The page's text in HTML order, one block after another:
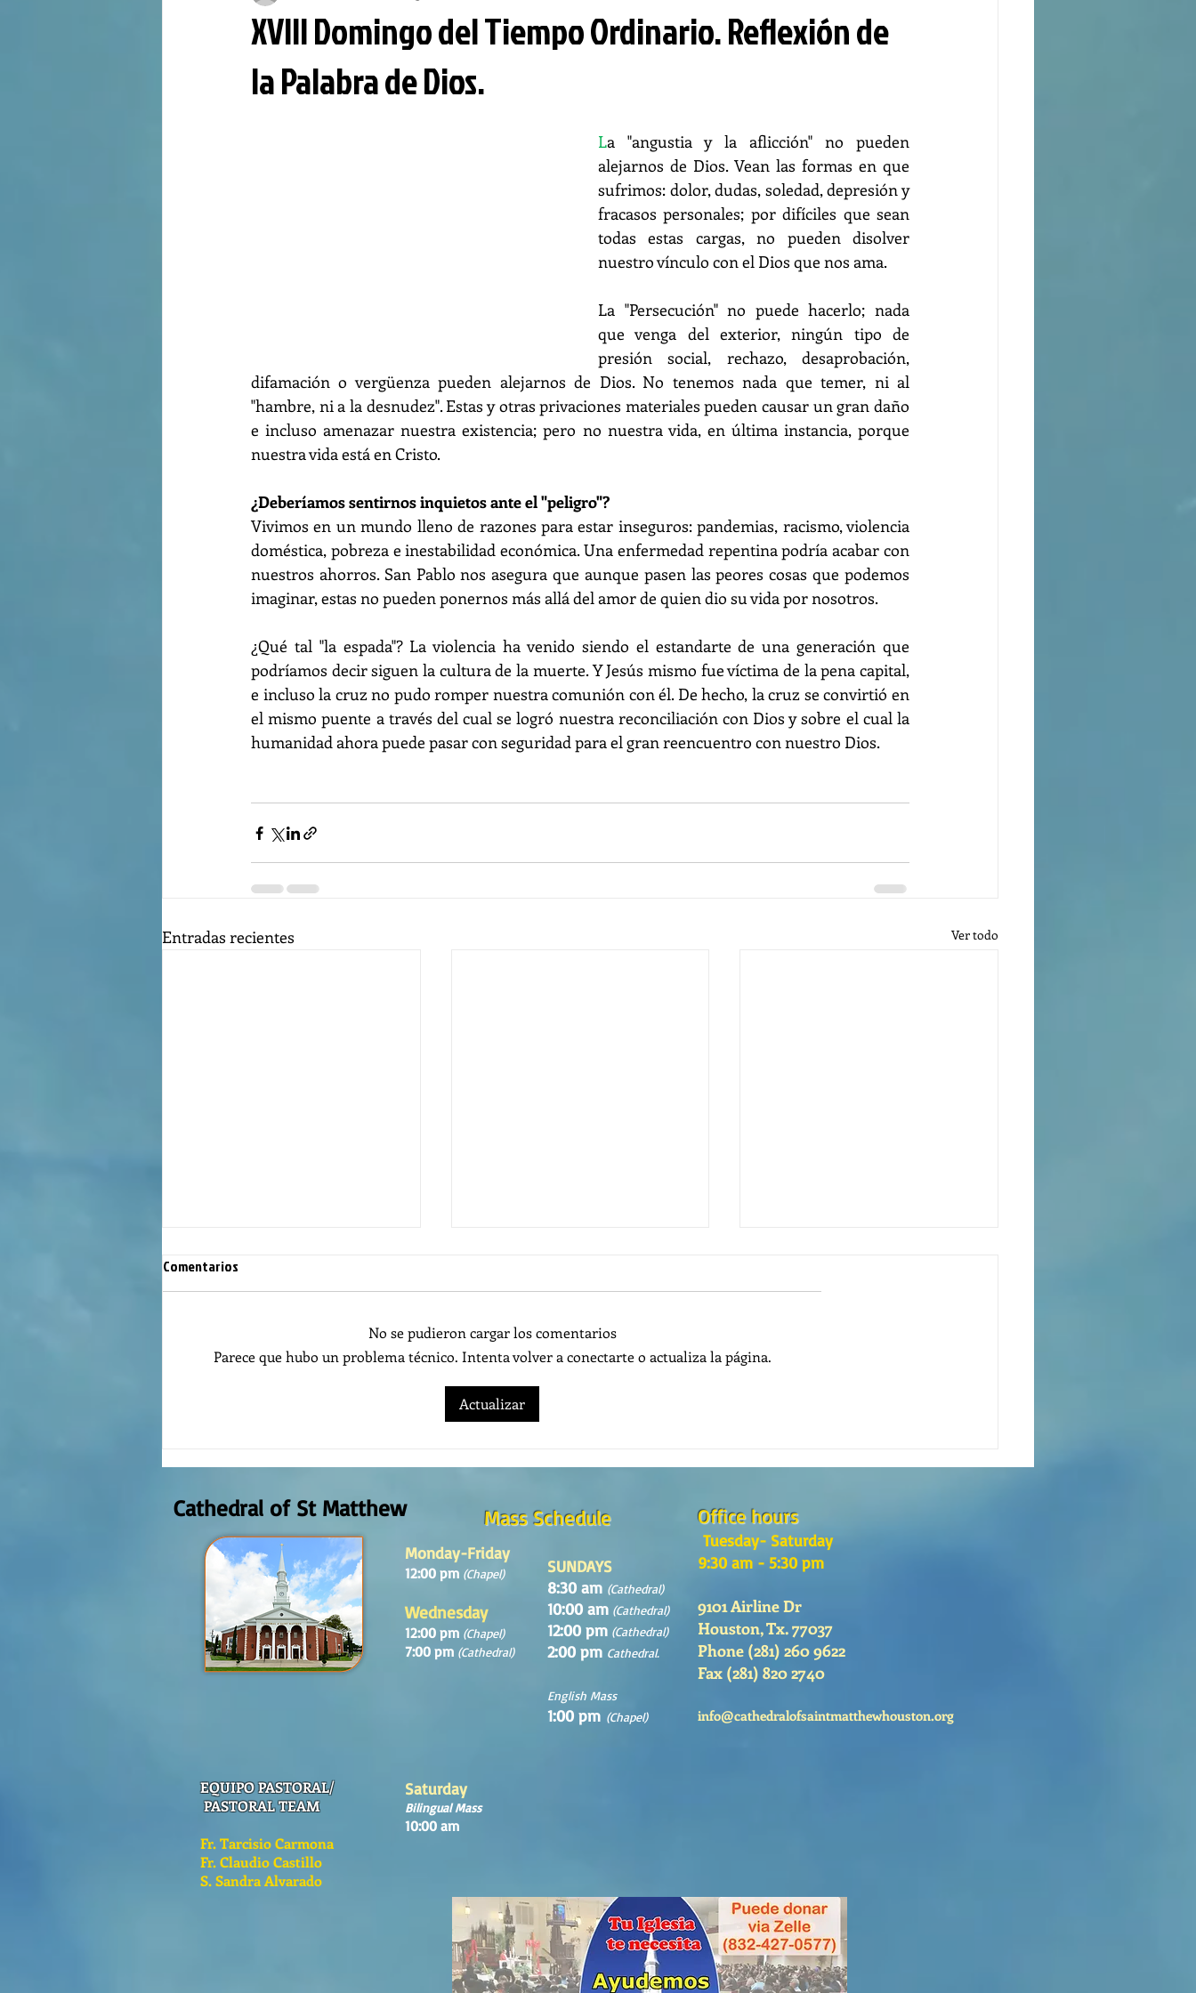
XVIII Domingo del Tiempo Ordinario. Reflexión de
la Palabra de Dios.
La "angustia y la aflicción" no pueden
alejarnos de Dios. Vean las formas en que
sufrimos: dolor, dudas, soledad, depresión y
fracasos personales; por difíciles que sean
todas estas cargas, no pueden disolver
nuestro vínculo con el Dios que nos ama.
La "Persecución" no puede hacerlo; nada
que venga del exterior, ningún tipo de
presión social, rechazo, desaprobación,
difamación o vergüenza pueden alejarnos de Dios. No tenemos nada que temer, ni al
"hambre, ni a la desnudez". Estas y otras privaciones materiales pueden causar un gran daño
e incluso amenazar nuestra existencia; pero no nuestra vida, en última instancia, porque
nuestra vida está en Cristo.
¿Deberíamos sentirnos inquietos ante el "peligro"?
Vivimos en un mundo lleno de razones para estar inseguros: pandemias, racismo, violencia
doméstica, pobreza e inestabilidad económica. Una enfermedad repentina podría acabar con
nuestros ahorros. San Pablo nos asegura que aunque pasen las peores cosas que podemos
imaginar, estas no pueden ponernos más allá del amor de quien dio su vida por nosotros.
¿Qué tal "la espada"? La violencia ha venido siendo el estandarte de una generación que
podríamos decir siguen la cultura de la muerte. Y Jesús mismo fue víctima de la pena capital,
e incluso la cruz no pudo romper nuestra comunión con él. De hecho, la cruz se convirtió en
el mismo puente a través del cual se logró nuestra reconciliación con Dios y sobre el cual la
humanidad ahora puede pasar con seguridad para el gran reencuentro con nuestro Dios.
Entradas recientes Ver todo
REFLECTION OF THE WORD OF GOD,
Sunday August, 9th, 2026
Comentarios
No se pudieron cargar los comentarios
Parece que hubo un problema técnico. Intenta volver a conectarte o actualiza la página.
Actualizar
Cathedral of St Matthew Mass Schedule
Monday-Friday
12:00 pm (Chapel)
Wednesday
12:00 pm (Chapel)
7:00 pm (Cathedral)
SUNDAYS
8:30 am (Cathedral)
10:00 am (Cathedral)
12:00 pm (Cathedral)
2:00 pm Cathedral.
English Mass
1:00 pm (Chapel)
Office hours
Tuesday- Saturday
9:30 am - 5:30 pm
9101 Airline Dr
Houston, Tx. 77037
Phone (281) 260 9622
Fax (281) 820 2740
info@cathedralofsaintmatthewhouston.org
EQUIPO PASTORAL/
PASTORAL TEAM
Fr. Tarcisio Carmona
Fr. Claudio Castillo
S. Sandra Alvarado
Saturday
Bilingual Mass
10:00 am